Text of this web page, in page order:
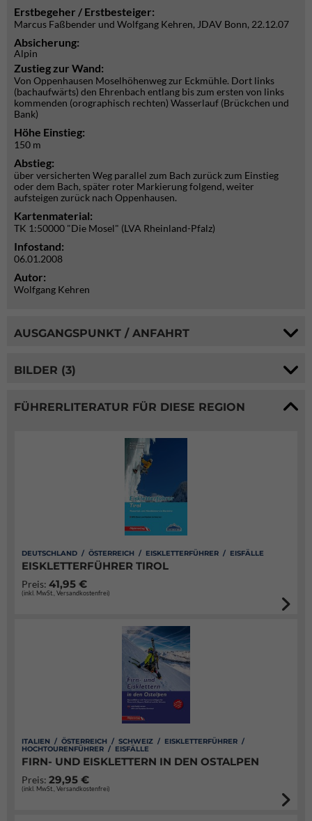
Erstbegeher / Erstbesteiger:
Marcus Faßbender und Wolfgang Kehren, JDAV Bonn, 22.12.07
Absicherung:
Alpin
Zustieg zur Wand:
Von Oppenhausen Moselhöhenweg zur Eckmühle. Dort links
(bachaufwärts) den Ehrenbach entlang bis zum ersten von links
kommenden (orographisch rechten) Wasserlauf (Brückchen und
Bank)
Höhe Einstieg:
150 m
Abstieg:
über versicherten Weg parallel zum Bach zurück zum Einstieg
oder dem Bach, später roter Markierung folgend, weiter
aufsteigen zurück nach Oppenhausen.
Kartenmaterial:
TK 1:50000 "Die Mosel" (LVA Rheinland-Pfalz)
Infostand:
06.01.2008
Autor:
Wolfgang Kehren
AUSGANGSPUNKT / ANFAHRT
BILDER (3)
FÜHRERLITERATUR FÜR DIESE REGION
DEUTSCHLAND / ÖSTERREICH / EISKLETTERFÜHRER / EISFÄLLE
EISKLETTERFÜHRER TIROL
Preis: 41,95 €
(inkl. MwSt., Versandkostenfrei)
ITALIEN / ÖSTERREICH / SCHWEIZ / EISKLETTERFÜHRER /
HOCHTOURENFÜHRER / EISFÄLLE
FIRN- UND EISKLETTERN IN DEN OSTALPEN
Preis: 29,95 €
(inkl. MwSt., Versandkostenfrei)